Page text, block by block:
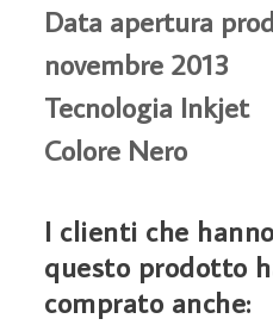
Data apertura
novembre 2013
Tecnologia Inkjet
Colore Nero
I clienti che
questo prodotto
comprato anche: